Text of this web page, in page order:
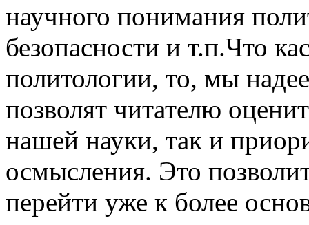
научного понимания
безопасности и т.п.Что
политологии, то, мы
позволят читателю
нашей науки, так и
осмысления. Это
перейти уже к более